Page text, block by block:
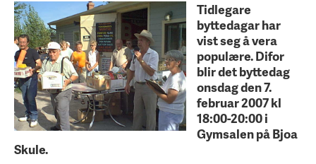
Tidlegare
byttedagar har
vist seg å vera
populære. Difor
blir det byttedag
onsdag den 7.
februar 2007 kl
18:00-20:00 i
Gymsalen på Bjoa
Skule.